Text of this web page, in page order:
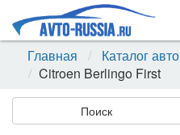
Главная
Каталог авто
Citroen Berlingo First
Поиск